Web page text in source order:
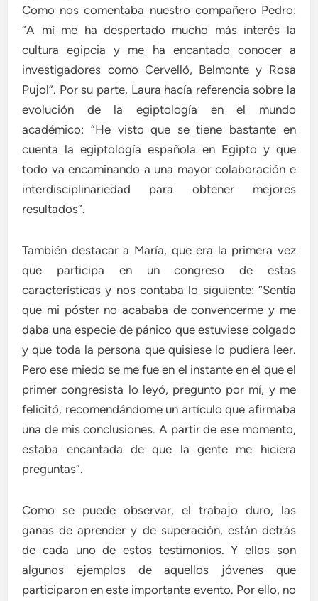
Como nos comentaba nuestro compañero Pedro:
“A mí me ha despertado mucho más interés la
cultura egipcia y me ha encantado conocer a
investigadores como Cervelló, Belmonte y Rosa
Pujol”. Por su parte, Laura hacía referencia sobre la
evolución de la egiptología en el mundo
académico: “He visto que se tiene bastante en
cuenta la egiptología española en Egipto y que
todo va encaminando a una mayor colaboración e
interdisciplinariedad para obtener mejores
resultados”.
También destacar a María, que era la primera vez
que participa en un congreso de estas
características y nos contaba lo siguiente: “Sentía
que mi póster no acababa de convencerme y me
daba una especie de pánico que estuviese colgado
y que toda la persona que quisiese lo pudiera leer.
Pero ese miedo se me fue en el instante en el que el
primer congresista lo leyó, pregunto por mí, y me
felicitó, recomendándome un artículo que afirmaba
una de mis conclusiones. A partir de ese momento,
estaba encantada de que la gente me hiciera
preguntas”.
Como se puede observar, el trabajo duro, las
ganas de aprender y de superación, están detrás
de cada uno de estos testimonios. Y ellos son
algunos ejemplos de aquellos jóvenes que
participaron en este importante evento. Por ello, no